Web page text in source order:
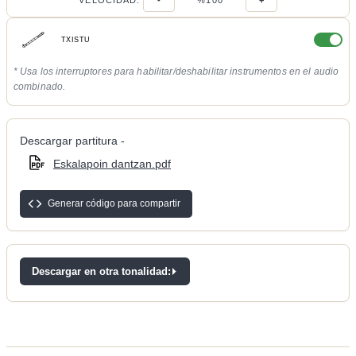
TXISTU
* Usa los interruptores para habilitar/deshabilitar instrumentos en el audio
combinado.
Descargar partitura -
Eskalapoin dantzan.pdf
Generar código para compartir
Descargar en otra tonalidad: